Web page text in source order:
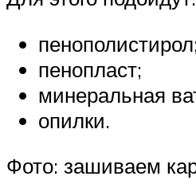
пенопласт;
минеральная
опилки.
Фото: зашиваем